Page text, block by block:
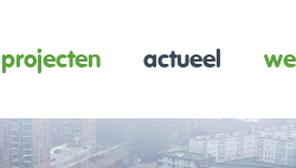
projecten actueel